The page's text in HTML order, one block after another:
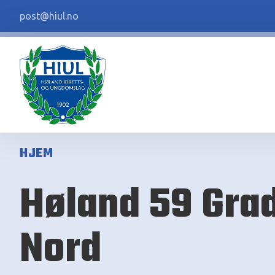
post@hiul.no
HJEM
Høland 59
Nord